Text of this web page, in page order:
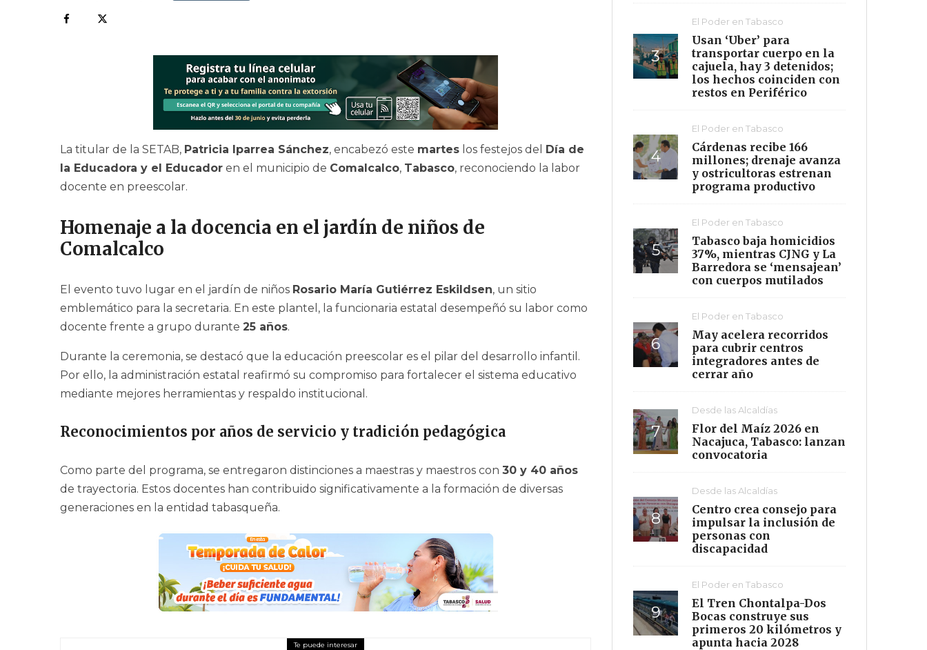
La titular de la SETAB, Patricia Iparrea Sánchez, encabezó este martes los festejos del
Día de
la Educadora y el Educador en el municipio de Comalcalco, Tabasco, reconociendo la labor
docente en preescolar.
Homenaje a la docencia en el jardín de niños de
Comalcalco
El evento tuvo lugar en el jardín de niños Rosario María Gutiérrez Eskildsen, un sitio
emblemático para la secretaria. En este plantel, la funcionaria estatal desempeñó su labor como
docente frente a grupo durante 25 años.
Durante la ceremonia, se destacó que la educación preescolar es el pilar del desarrollo infantil.
Por ello, la administración estatal reafirmó su compromiso para fortalecer el sistema educativo
mediante mejores herramientas y respaldo institucional.
Reconocimientos por años de servicio y tradición pedagógica
Como parte del programa, se entregaron distinciones a maestras y maestros con 30 y 40 años
de trayectoria. Estos docentes han contribuido significativamente a la formación de diversas
generaciones en la entidad tabasqueña.
El Poder en Tabasco
Usan ‘Uber’ para
transportar cuerpo en la
cajuela, hay 3 detenidos;
los hechos coinciden con
restos en Periférico
El Poder en Tabasco
Cárdenas recibe 166
millones; drenaje avanza
y ostricultoras estrenan
programa productivo
El Poder en Tabasco
Tabasco baja homicidios
37%, mientras CJNG y La
Barredora se ‘mensajean’
con cuerpos mutilados
El Poder en Tabasco
May acelera recorridos
para cubrir centros
integradores antes de
cerrar año
Desde las Alcaldías
Flor del Maíz 2026 en
Nacajuca, Tabasco: lanzan
convocatoria
Desde las Alcaldías
Centro crea consejo para
impulsar la inclusión de
personas con
discapacidad
El Poder en Tabasco
El Tren Chontalpa-Dos
Bocas construye sus
primeros 20 kilómetros y
apunta hacia 2028